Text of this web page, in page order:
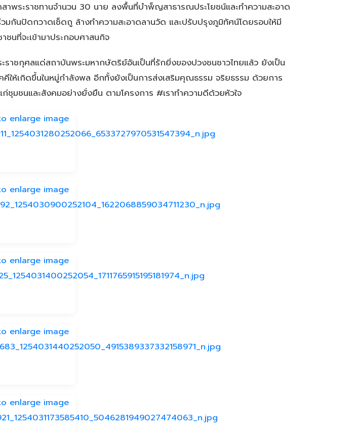
พระราชทานจำนวน 30 นาย ลงพื้นที่บำพ็ญสาธารณประโยชน์และทำความสะอาด
นปัดกวาดเช็ดถู ล้างทำความสะอาดลานวัด และปรับปรุงภูมิทัศน์โดยรอบให้มี
ชนที่จะเข้ามาประกอบศาสนกิจ
ราชกุศลแด่สถาบันพระมหากษัตริย์อันเป็นที่รักยิ่งของปวงชนชาวไทยแล้ว ยังเป็น
ให้เกิดขึ้นในหมู่กำลังพล อีกทั้งยังเป็นการส่งเสริมคุณธรรม จริยธรรม ด้วยการ
ชุมชนและสังคมอย่างยั่งยืน ตามโครงการ #เราทำความดีด้วยหัวใจ